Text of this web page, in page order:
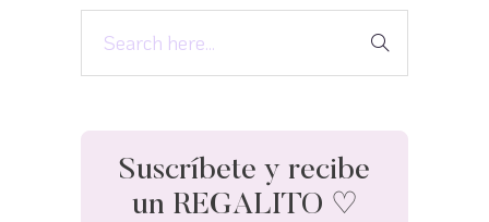
Suscríbete y recibe
un REGALITO ♡